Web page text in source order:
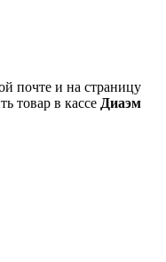
почте и на страницу
товар в кассе Диаэм